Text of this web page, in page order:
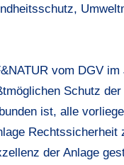
vom DGV
Schutz
ist, alle
der Anlage